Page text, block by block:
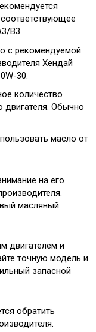
B3.
с рекомендуемой
Хендай
30.
количество
двигателя. Обычно
масло от
на его
масляный
двигателем и
точную модель и
запасной
обратить